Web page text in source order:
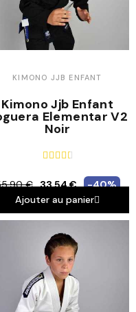
KIMONO JJB ENFANT
Kimono Jjb Enfant
Elementar V2
Noir
    
€ 33,54 €
-40%
Ajouter au panier